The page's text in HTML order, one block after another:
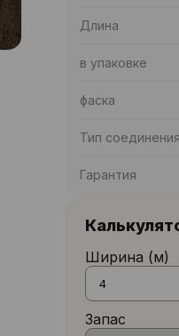
Длина
в упаковке
фаска
Тип соединения
Гарантия
Ширина (м)
Запас